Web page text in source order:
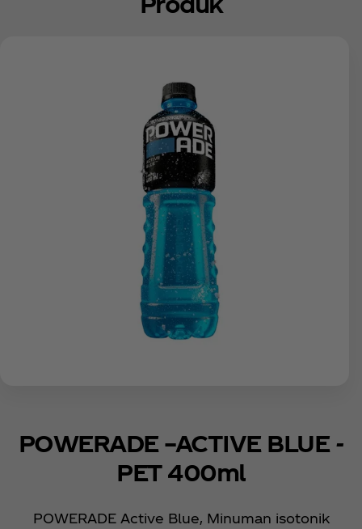
POWERADE –ACTIVE BLUE -
PET 400ml
POWERADE Active Blue, Minuman isotonik